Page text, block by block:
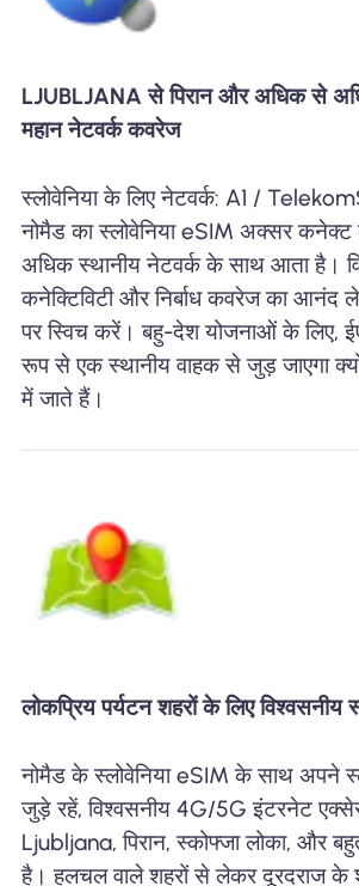
LJUBLJANA से पिरान और अधिक से
महान नेटवर्क कवरेज
स्लोवेनिया के लिए नेटवर्क: A1 /
नोमैड का स्लोवेनिया eSIM अक्सर
अधिक स्थानीय नेटवर्क के साथ आता है।
कनेक्टिविटी और निर्बाध कवरेज का आनंद
पर स्विच करें। बहु-देश योजनाओं के लिए,
रूप से एक स्थानीय वाहक से जुड़ जाएगा
में जाते हैं।
लोकप्रिय पर्यटन शहरों के लिए विश्वसनीय
नोमैड के स्लोवेनिया eSIM के साथ अपने
जुड़े रहें, विश्वसनीय 4G/5G इंटरनेट
Ljubljana, पिरान, स्कोफ्जा लोका, और
है। हलचल वाले शहरों से लेकर दूरदराज के